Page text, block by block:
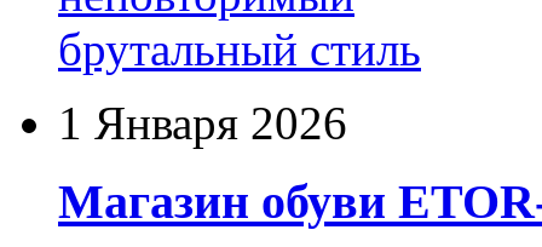
1 Января 2026
Магазин обуви